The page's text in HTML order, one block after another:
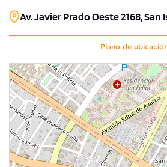
Desde
S/ 2,143,456
Modelo X-09
264.00 m²
3 dorms. 3
Av. Javier Prado Oeste 2168, San
Plano de